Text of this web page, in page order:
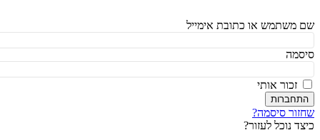
או כתובת אימייל
זכור אותי
סיסמה?
נוכל לעזור?